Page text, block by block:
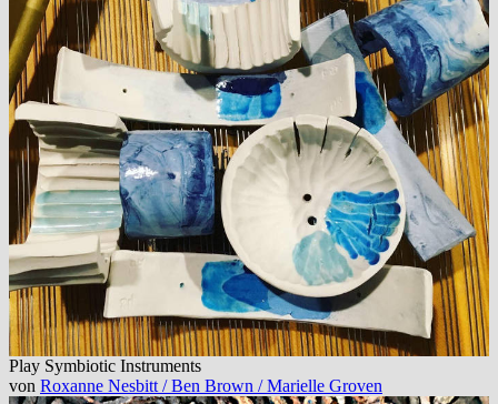
Play Symbiotic Instruments
von Roxanne Nesbitt / Ben Brown / Marielle Groven